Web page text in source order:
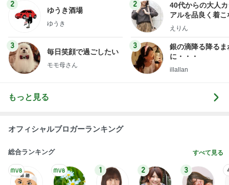
2
ゆうき酒場
ゆうき
3
毎日笑顔で過ごしたい
モモ母さん
2
40代からの大人
アルを品良く着こ
ファッションブロ
えりん
3
銀の滴降る降るま
に・・・
illallan
もっと見る
オフィシャルブロガーランキング
総合ランキング すべて見る
1 2 3